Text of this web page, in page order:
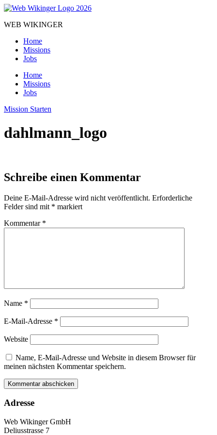
Zum
springen
WEB WIKINGER
Home
Missions
Jobs
Home
Missions
Jobs
Mission Starten
dahlmann_logo
Schreibe einen Kommentar
Deine E-Mail-Adresse wird nicht veröffentlicht. Erforderliche
Felder sind mit * markiert
Kommentar *
Name *
E-Mail-Adresse *
Website
Name, E-Mail-Adresse und Website in diesem Browser für
meinen nächsten Kommentar speichern.
Adresse
Web Wikinger GmbH
Deliusstrasse 7